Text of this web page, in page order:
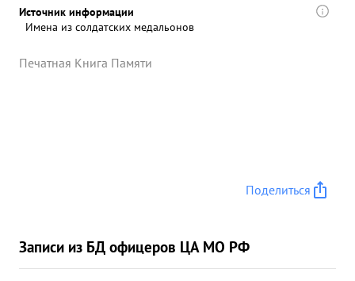
Источник информации
Имена из солдатских медальонов
Печатная Книга Памяти
Поделиться
Записи из БД офицеров ЦА МО РФ